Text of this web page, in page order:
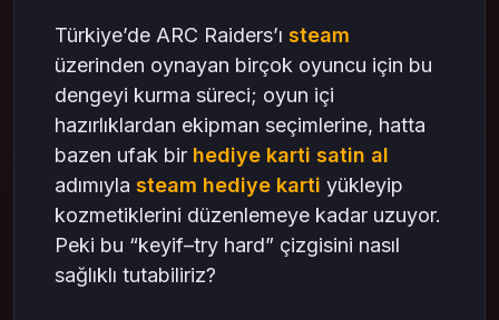
Türkiye’de ARC Raiders’ı steam
üzerinden oynayan birçok oyuncu için bu
dengeyi kurma süreci; oyun içi
hazırlıklardan ekipman seçimlerine, hatta
bazen ufak bir hediye karti satin al
adımıyla steam hediye karti yükleyip
kozmetiklerini düzenlemeye kadar uzuyor.
Peki bu “keyif–try hard” çizgisini nasıl
sağlıklı tutabiliriz?